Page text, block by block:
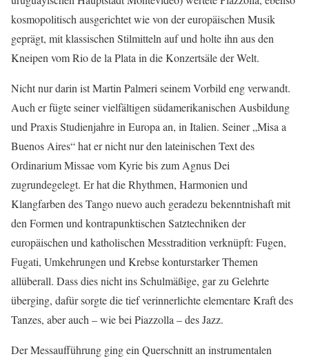
kosmopolitisch ausgerichtet wie von der europäischen Musik
geprägt, mit klassischen Stilmitteln auf und holte ihn aus den
Kneipen vom Rio de la Plata in die Konzertsäle der Welt.
Nicht nur darin ist Martin Palmeri seinem Vorbild eng verwandt.
Auch er fügte seiner vielfältigen südamerikanischen Ausbildung
und Praxis Studienjahre in Europa an, in Italien. Seiner „Misa a
Buenos Aires“ hat er nicht nur den lateinischen Text des
Ordinarium Missae vom Kyrie bis zum Agnus Dei
zugrundegelegt. Er hat die Rhythmen, Harmonien und
Klangfarben des Tango nuevo auch geradezu bekenntnishaft mit
den Formen und kontrapunktischen Satztechniken der
europäischen und katholischen Messtradition verknüpft: Fugen,
Fugati, Umkehrungen und Krebse konturstarker Themen
allüberall. Dass dies nicht ins Schulmäßige, gar zu Gelehrte
überging, dafür sorgte die tief verinnerlichte elementare Kraft des
Tanzes, aber auch – wie bei Piazzolla – des Jazz.
Der Messaufführung ging ein Querschnitt an instrumentalen